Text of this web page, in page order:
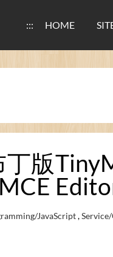
::: HOME
版
JavaScript,